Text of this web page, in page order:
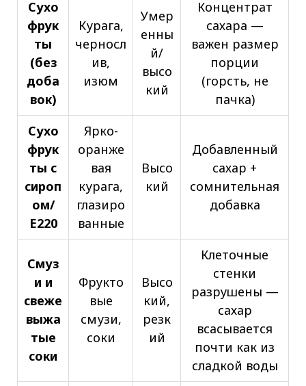
Сухо
фрук
ты
(без
доба
вок)
Курага,
черносл
ив,
изюм
Умер
енны
й/
высо
кий
Концентрат
сахара —
важен размер
порции
(горсть, не
пачка)
Сухо
фрук
ты с
сироп
ом/
Е220
Ярко-
оранже
вая
курага,
глазиро
ванные
Высо
кий
Добавленный
сахар +
сомнительная
добавка
Смуз
и и
свеже
выжа
тые
соки
Фрукто
вые
смузи,
соки
Высо
кий,
резк
ий
Клеточные
стенки
разрушены —
сахар
всасывается
почти как из
сладкой воды